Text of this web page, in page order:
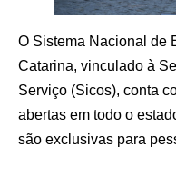
O Sistema Nacional de
Catarina, vinculado à
Serviço (Sicos), conta
abertas em todo o
são exclusivas para